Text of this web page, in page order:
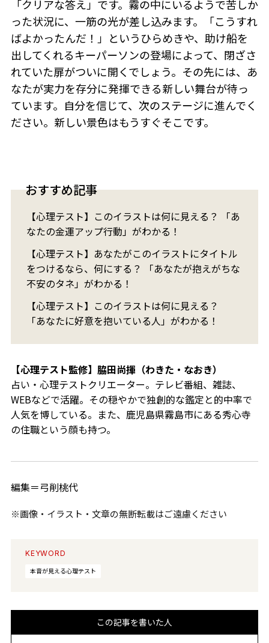
「クリアな答え」です。霧の中にいるようで苦しか
った状況に、一筋の光が差し込みます。「こうすれ
ばよかったんだ！」というひらめきや、助け船を
出してくれるキーパーソンの登場によって、閉ざさ
れていた扉がついに開くでしょう。その先には、あ
なたが実力を存分に発揮できる新しい舞台が待っ
ています。自分を信じて、次のステージに進んでく
ださい。新しい景色はもうすぐそこです。
おすすめ記事
【心理テスト】このイラストは何に見える？ 「あ
なたの金運アップ行動」がわかる！
【心理テスト】あなたがこのイラストにタイトル
をつけるなら、何にする？ 「あなたが抱えがちな
不安のタネ」がわかる！
【心理テスト】このイラストは何に見える？
「あなたに好意を抱いている人」がわかる！
【心理テスト監修】脇田尚揮（わきた・なおき）
占い・心理テストクリエーター。 テレビ番組、雑誌、
WEBなどで活躍。その穏やかで独創的な鑑定と的中率で
人気を博している。また、鹿児島県霧島市にある秀心寺
の住職という顔も持つ。
編集＝弓削桃代
※画像・イラスト・文章の無断転載はご遠慮ください
KEYWORD
本音が見える心理テスト
この記事を書いた人